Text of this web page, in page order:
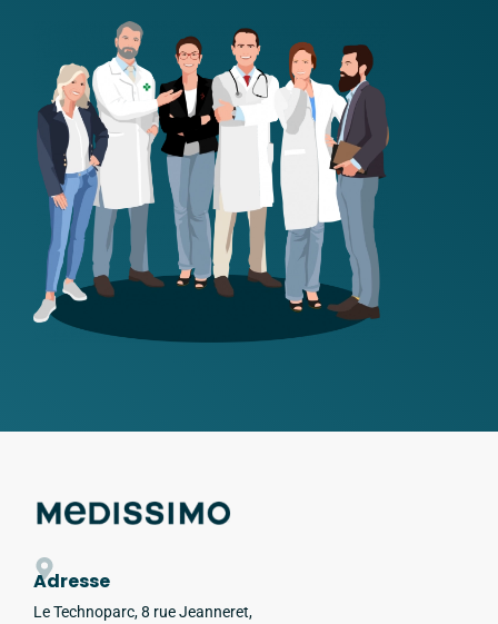
Adresse
Le Technoparc, 8 rue Jeanneret,